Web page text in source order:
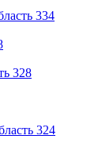
334
328
324